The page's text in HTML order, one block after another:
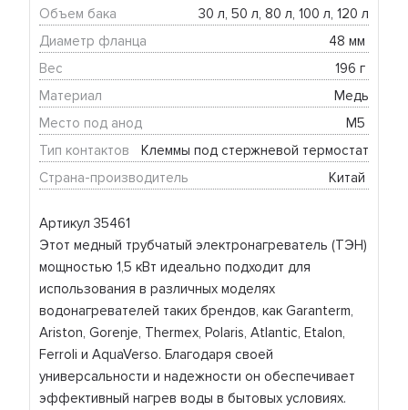
Артикул 35461
Этот медный трубчатый электронагреватель (ТЭН)
мощностью 1,5 кВт идеально подходит для
использования в различных моделях
водонагревателей таких брендов, как Garanterm,
Ariston, Gorenje, Thermex, Polaris, Atlantic, Etalon,
Ferroli и AquaVerso. Благодаря своей
универсальности и надежности он обеспечивает
эффективный нагрев воды в бытовых условиях.
Объем бака
30 л, 50 л, 80 л, 100 л, 120 л
Диаметр фланца
48 мм
Вес
196 г
Материал
Медь
Место под анод
М5
Тип контактов
Клеммы под стержневой термостат
Страна-производитель
Китай